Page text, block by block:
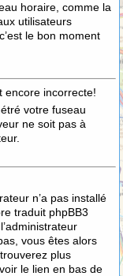
horaire, comme la
utilisateurs
le bon moment
encore incorrecte!
votre fuseau
ne soit pas à
n’a pas installé
traduit phpBB3
vous êtes alors
plus
le lien en bas de